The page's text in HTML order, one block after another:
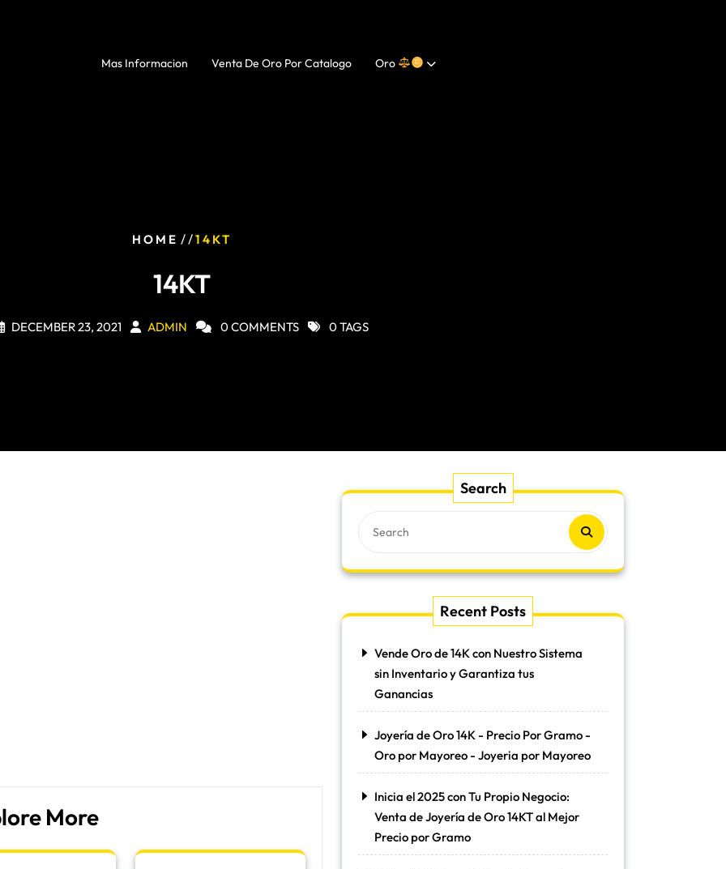
Mas Informacion Venta De Oro Por Catalogo Oro
HOME / /14KT
14KT
DECEMBER 23, 2021 ADMIN 0 COMMENTS 0 TAGS
More
Search
Recent Posts
Vende Oro de 14K con Nuestro Sistema
sin Inventario y Garantiza tus
Ganancias
Joyería de Oro 14K - Precio Por Gramo -
Oro por Mayoreo - Joyeria por Mayoreo
Inicia el 2025 con Tu Propio Negocio:
Venta de Joyería de Oro 14KT al Mejor
Precio por Gramo